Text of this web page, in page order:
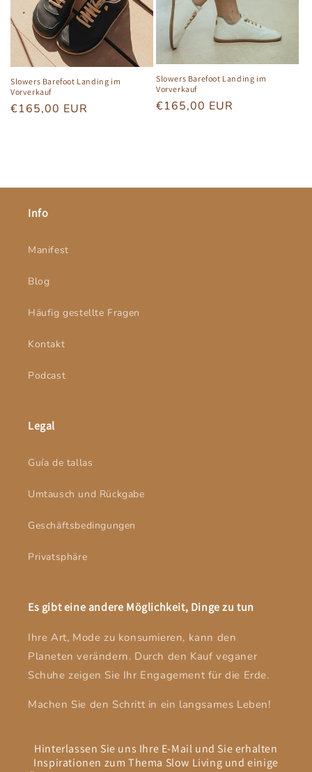
Slowers Barefoot Landing im
Vorverkauf
Normaler
€165,00 EUR
Slowers Barefoot Landing im
Vorverkauf
Normaler
€165,00 EUR
Info
Manifest
Blog
Häufig gestellte Fragen
Kontakt
Podcast
Legal
Guía de tallas
Umtausch und Rückgabe
Geschäftsbedingungen
Privatsphäre
Es gibt eine andere Möglichkeit, Dinge zu tun
Ihre Art, Mode zu konsumieren, kann den
Planeten verändern. Durch den Kauf veganer
Schuhe zeigen Sie Ihr Engagement für die Erde.
Machen Sie den Schritt in ein langsames Leben!
Hinterlassen Sie uns Ihre E-Mail und Sie erhalten
Inspirationen zum Thema Slow Living und einige